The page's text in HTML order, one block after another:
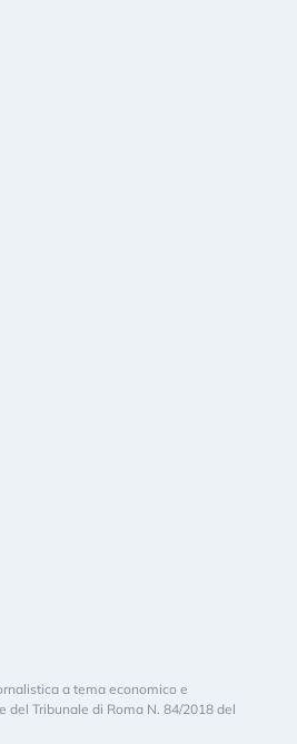
a tema economico e
del Tribunale di Roma N. 84/2018 del